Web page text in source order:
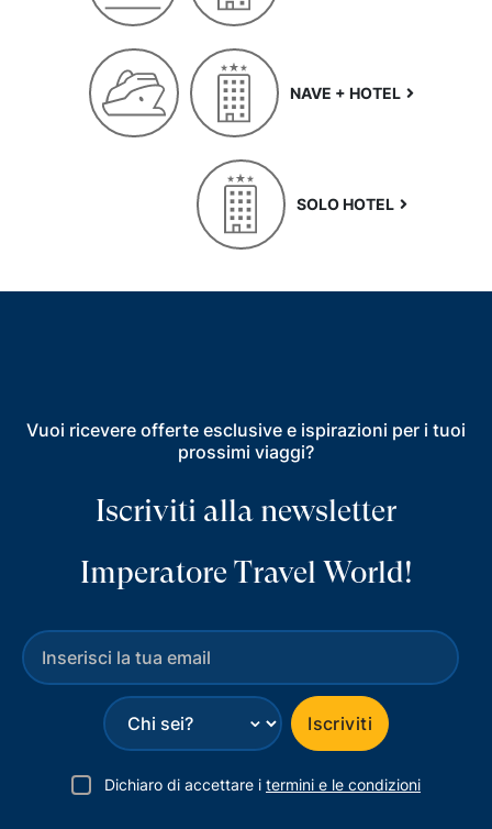
NAVE + HOTEL
SOLO HOTEL
Vuoi ricevere offerte esclusive e ispirazioni per i tuoi
prossimi viaggi?
Iscriviti alla newsletter
Imperatore Travel World!
⌄ Iscriviti
Dichiaro di accettare i termini e le condizioni